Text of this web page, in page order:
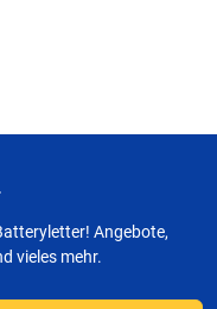
Angebote,
vieles mehr.